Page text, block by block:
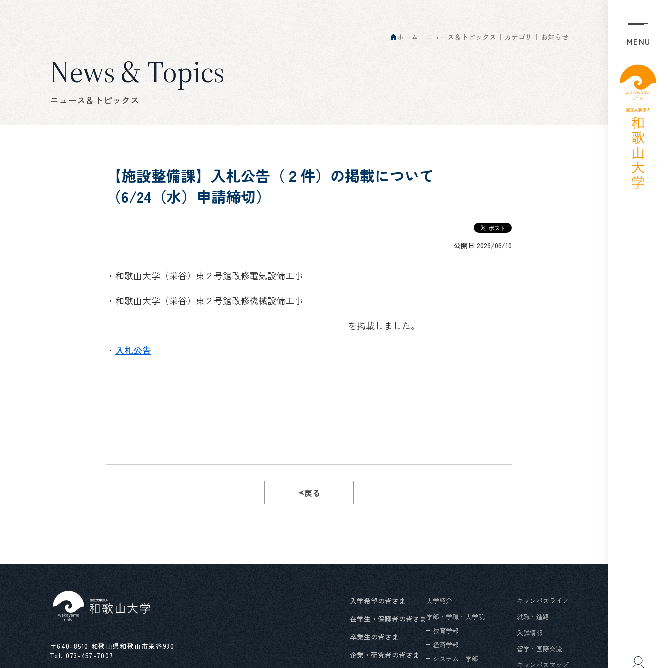
MENU
ホーム ニュース＆トピックス カテゴリ お知らせ
News & Topics
ニュース＆トピックス
【施設整備課】入札公告（２件）の掲載について
（6/24（水）申請締切）
公開日 2026/06/10
・和歌山大学（栄谷）東２号館改修電気設備工事
・和歌山大学（栄谷）東２号館改修機械設備工事
を掲載しました。
・ 入札公告
戻る
〒640-8510 和歌山県和歌山市栄谷930
Tel. 073-457-7007
入学希望の皆さま
在学生・保護者の皆さま
卒業生の皆さま
企業・研究者の皆さま
大学紹介
学部・学環・大学院
教育学部
経済学部
システム工学部
キャンパスライフ
就職・進路
入試情報
留学・国際交流
キャンパスマップ